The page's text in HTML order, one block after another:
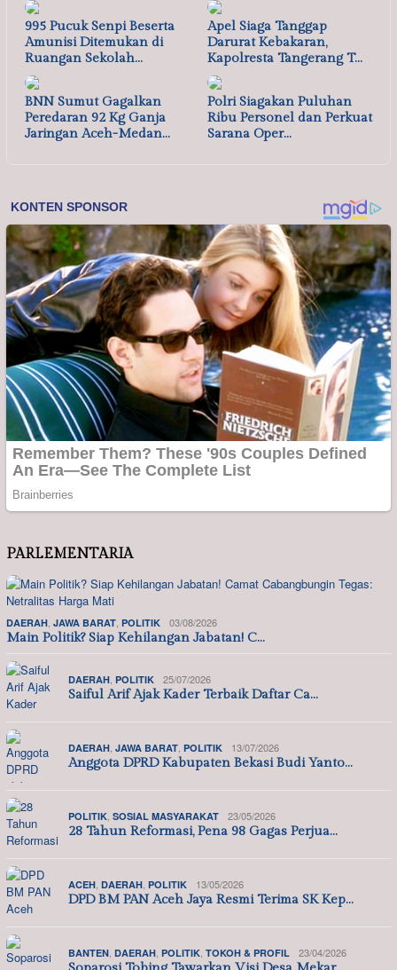
995 Pucuk Senpi Beserta
Amunisi Ditemukan di
Ruangan Sekolah…
Apel Siaga Tanggap
Darurat Kebakaran,
Kapolresta Tangerang T…
BNN Sumut Gagalkan
Peredaran 92 Kg Ganja
Jaringan Aceh-Medan…
Polri Siagakan Puluhan
Ribu Personel dan Perkuat
Sarana Oper…
PARLEMENTARIA
DAERAH, JAWA BARAT, POLITIK 03/08/2026
Main Politik? Siap Kehilangan Jabatan! C…
DAERAH, POLITIK 25/07/2026
Saiful Arif Ajak Kader Terbaik Daftar Ca…
DAERAH, JAWA BARAT, POLITIK 13/07/2026
Anggota DPRD Kabupaten Bekasi Budi Yanto…
POLITIK, SOSIAL MASYARAKAT 23/05/2026
28 Tahun Reformasi, Pena 98 Gagas Perjua…
ACEH, DAERAH, POLITIK 13/05/2026
DPD BM PAN Aceh Jaya Resmi Terima SK Kep…
BANTEN, DAERAH, POLITIK, TOKOH & PROFIL 23/04/2026